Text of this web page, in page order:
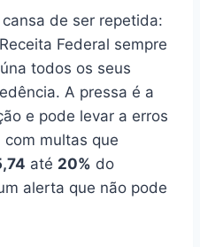
de ser repetida:
Federal sempre
todos os seus
A pressa é a
e pode levar a erros
multas que
até 20% do
alerta que não pode